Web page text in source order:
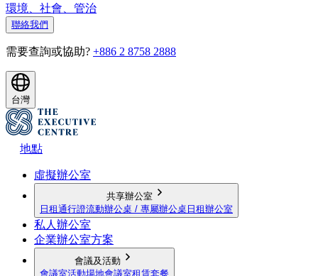
環境、社會、管治
聯絡我們
需要查詢或協助? +886 2 8758 2888
台灣
地點
虛擬辦公室
共享辦公室
日租通行證流動辦公桌 / 專屬辦公桌 日租辦公室
私人辦公室
企業辦公室方案
會議及活動
會議室活動場地會議室租賃套餐